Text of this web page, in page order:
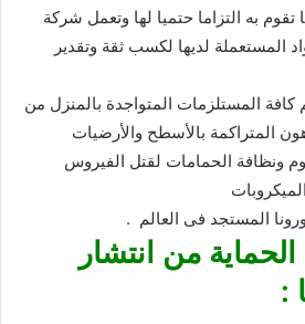
به التزاما حتميا لها وتعمل شركة
المستعملة لديها لكسب ثقة وتقدير
كافة المستلزمات المتواجدة بالمنزل من
المتراكمة بالأسطح والأرضيات
ونظافة الحمامات لقتل الفيروس
المستجد فى العالم .
من انتشار
: